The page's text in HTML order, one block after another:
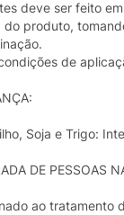
deve ser feito
produto,
de
Soja e Trigo:
DE PESSOAS
ao tratamento